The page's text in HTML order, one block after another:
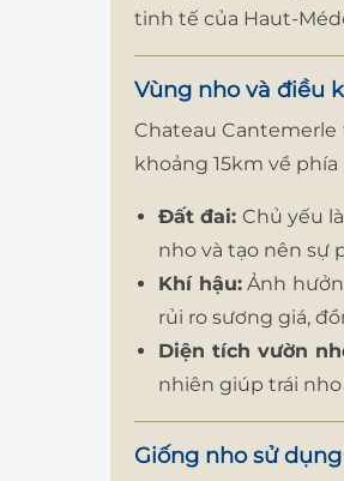
tinh tế của Haut-
Vùng nho và điều
Chateau Cantemerle
khoảng 15km về phía
Đất đai: Chủ yếu
nho và tạo nên sự
Khí hậu:Ảnh
rủi ro sương giá,
Diện tích vườn
nhiên giúp trái
Giống nho sử dụng